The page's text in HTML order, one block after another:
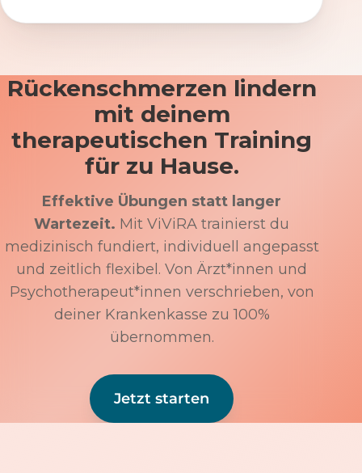
Rückenschmerzen lindern
mit deinem
therapeutischen Training
für zu Hause.
Effektive Übungen statt langer
Wartezeit. Mit ViViRA trainierst du
medizinisch fundiert, individuell angepasst
und zeitlich flexibel. Von Ärzt*innen und
Psychotherapeut*innen verschrieben, von
deiner Krankenkasse zu 100%
übernommen.
Jetzt starten